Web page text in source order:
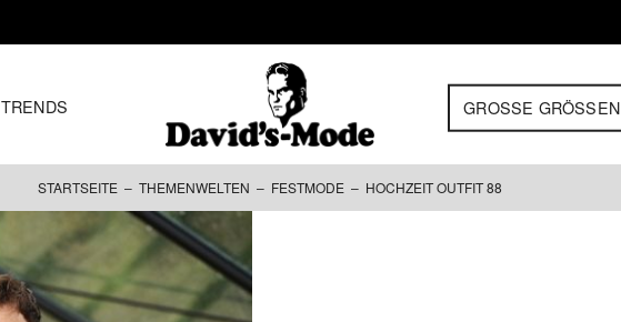
TRENDS GROSSE GRÖSSEN
STARTSEITE – THEMENWELTEN – FESTMODE – HOCHZEIT OUTFIT 88